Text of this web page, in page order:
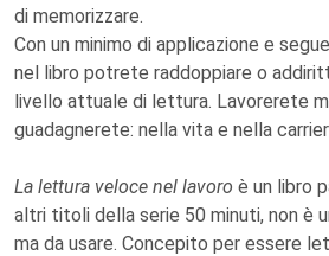
di memorizzare.
Con un minimo di applicazione e
nel libro potrete raddoppiare o
livello attuale di lettura. Lavorerete
guadagnerete: nella vita e nella
La lettura veloce nel lavoro è un libro
altri titoli della serie 50 minuti, non è
ma da usare. Concepito per essere